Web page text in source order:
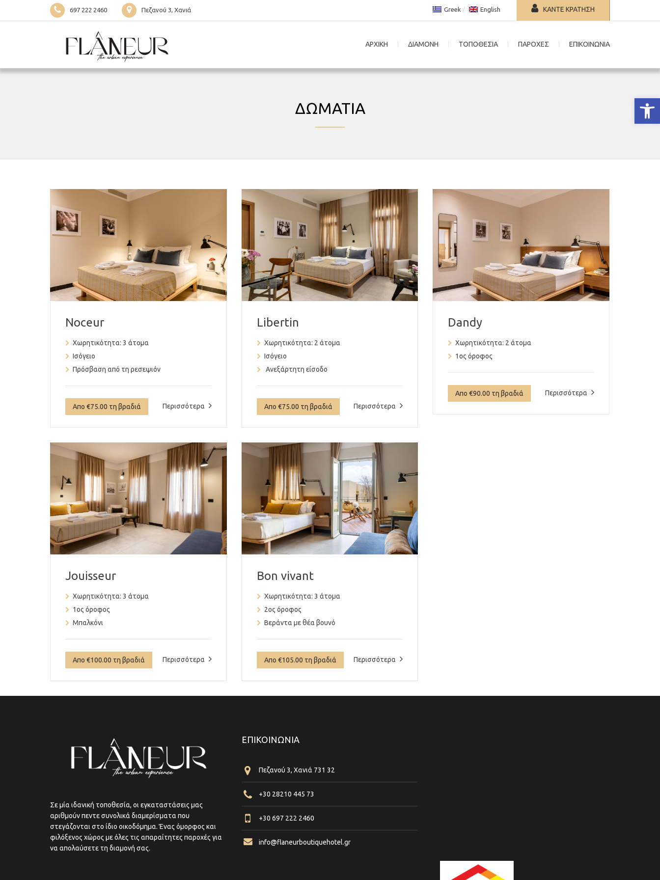
697 222 2460 Πεζανού 3, Χανιά Greek English ΚΑΝΤΕ ΚΡΑΤΗΣΗ
ΑΡΧΙΚΗ ΔΙΑΜΟΝΗ ΤΟΠΟΘΕΣΙΑ ΠΑΡΟΧΕΣ ΕΠΙΚΟΙΝΩΝΙΑ
ΔΩΜΑΤΙA
Noceur
Χωρητικότητα: 3 άτομα
Ισόγειο
Πρόσβαση από τη ρεσεψιόν
Απο €75.00 τη βραδιά Περισσότερα
Libertin
Χωρητικότητα: 2 άτομα
Ισόγειο
Ανεξάρτητη είσοδο
Απο €75.00 τη βραδιά Περισσότερα
Dandy
Χωρητικότητα: 2 άτομα
1ος όροφος
Απο €90.00 τη βραδιά Περισσότερα
Jouisseur
Χωρητικότητα: 3 άτομα
1ος όροφος
Μπαλκόνι
Απο €100.00 τη βραδιά Περισσότερα
Bon vivant
Χωρητικότητα: 3 άτομα
2ος όροφος
Βεράντα με θέα βουνό
Απο €105.00 τη βραδιά Περισσότερα
Σε μία ιδανική τοποθεσία, οι εγκαταστάσεις μας
αριθμούν πεντε συνολικά διαμερίσματα που
στεγάζονται στο ίδιο οικοδόμημα. Ένας όμορφος και
φιλόξενος χώρος με όλες τις απαραίτητες παροχές για
να απολαύσετε τη διαμονή σας.
ΕΠΙΚΟΙΝΩΝΊΑ
Πεζανού 3, Χανιά 731 32
+30 28210 445 73
+30 697 222 2460
info@flaneurboutiquehotel.gr